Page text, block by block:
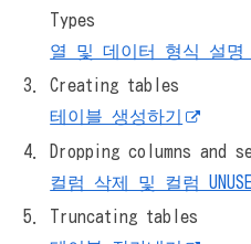
Types
열 및 데이터 형식 설명
Creating tables
테이블 생성하기
Dropping columns and
컬럼 삭제 및 컬럼
Truncating tables